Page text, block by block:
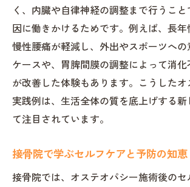
く、内臓や自律神経の調整まで行うこ
因に働きかけるためです。例えば、長
慢性腰痛が軽減し、外出やスポーツへ
ケースや、胃脾間膜の調整によって消
が改善した体験もあります。こうした
実践例は、生活全体の質を底上げする新
て注目されています。
接骨院で学ぶセルフケアと予防の知恵
接骨院では、オステオパシー施術後の